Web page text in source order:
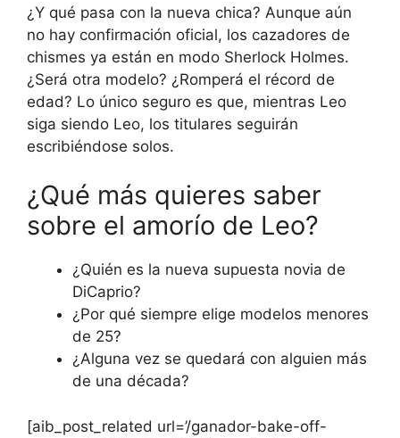
¿Y qué pasa con la nueva chica? Aunque aún
no hay confirmación oficial, los cazadores de
chismes ya están en modo Sherlock Holmes.
¿Será otra modelo? ¿Romperá el récord de
edad? Lo único seguro es que, mientras Leo
siga siendo Leo, los titulares seguirán
escribiéndose solos.
¿Qué más quieres saber
sobre el amorío de Leo?
¿Quién es la nueva supuesta novia de
DiCaprio?
¿Por qué siempre elige modelos menores
de 25?
¿Alguna vez se quedará con alguien más
de una década?
[aib_post_related url=’/ganador-bake-off-